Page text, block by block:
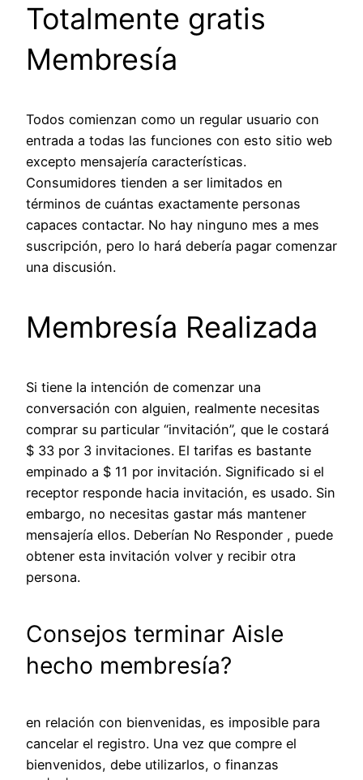
Totalmente gratis
Membresía
Todos comienzan como un regular usuario con
entrada a todas las funciones con esto sitio web
excepto mensajería características.
Consumidores tienden a ser limitados en
términos de cuántas exactamente personas
capaces contactar. No hay ninguno mes a mes
suscripción, pero lo hará debería pagar comenzar
una discusión.
Membresía Realizada
Si tiene la intención de comenzar una
conversación con alguien, realmente necesitas
comprar su particular “invitación”, que le costará
$ 33 por 3 invitaciones. El tarifas es bastante
empinado a $ 11 por invitación. Significado si el
receptor responde hacia invitación, es usado. Sin
embargo, no necesitas gastar más mantener
mensajería ellos. Deberían No Responder , puede
obtener esta invitación volver y recibir otra
persona.
Consejos terminar Aisle
hecho membresía?
en relación con bienvenidas, es imposible para
cancelar el registro. Una vez que compre el
bienvenidos, debe utilizarlos, o finanzas